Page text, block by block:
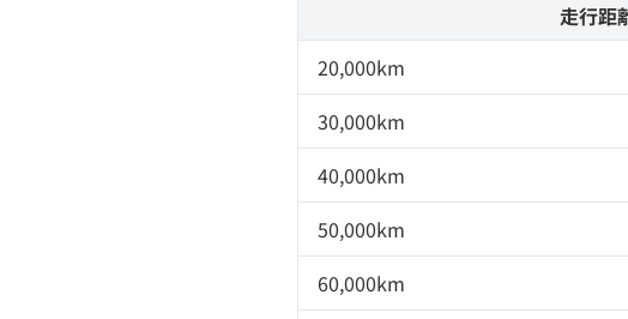
走行距
20,000km
30,000km
40,000km
50,000km
60,000km